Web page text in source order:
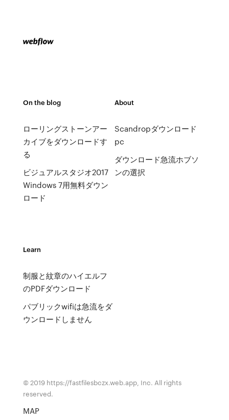
On the blog
ローリングストーンアー
カイブをダウンロードす
る
ビジュアルスタジオ2017
Windows 7用無料ダウン
ロード
About
Scandropダウンロード
pc
ダウンロード急流ホブソ
ンの選択
Learn
制服と紋章のハイエルフ
のPDFダウンロード
パブリックwifiは急流をダ
ウンロードしません
© 2019 https://fastfilesbczx.web.app, Inc. All rights
reserved.
MAP